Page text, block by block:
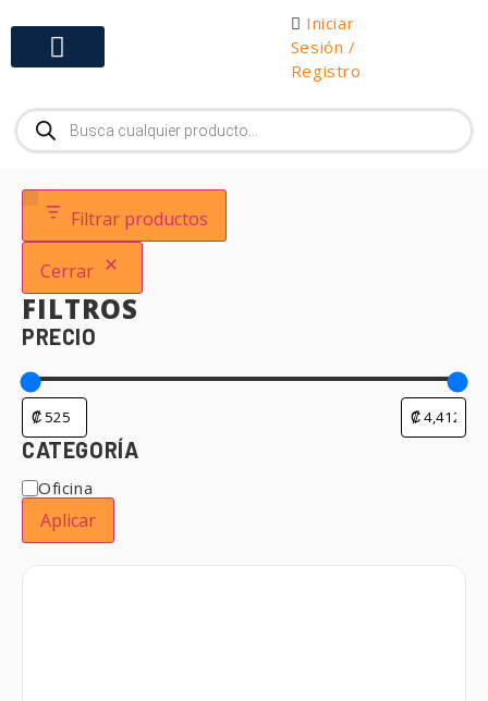
Iniciar
Sesión /
Registro
Filtrar productos
Cerrar
FILTROS
PRECIO
CATEGORÍA
Oficina
Aplicar